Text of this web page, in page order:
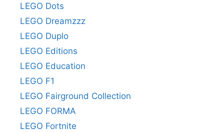
LEGO Dots
LEGO Dreamzzz
LEGO Duplo
LEGO Editions
LEGO Education
LEGO F1
LEGO Fairground Collection
LEGO FORMA
LEGO Fortnite